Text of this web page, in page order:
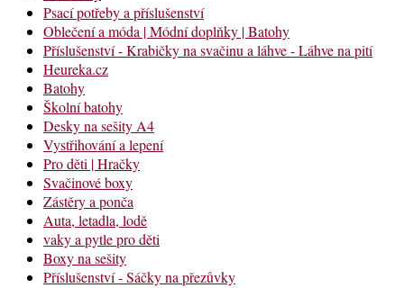
Psací potřeby a příslušenství
Oblečení a móda | Módní doplňky | Batohy
Příslušenství - Krabičky na svačinu a láhve - Láhve na pití
Heureka.cz
Batohy
Školní batohy
Desky na sešity A4
Vystřihování a lepení
Pro děti | Hračky
Svačinové boxy
Zástěry a ponča
Auta, letadla, lodě
vaky a pytle pro děti
Boxy na sešity
Příslušenství - Sáčky na přezůvky